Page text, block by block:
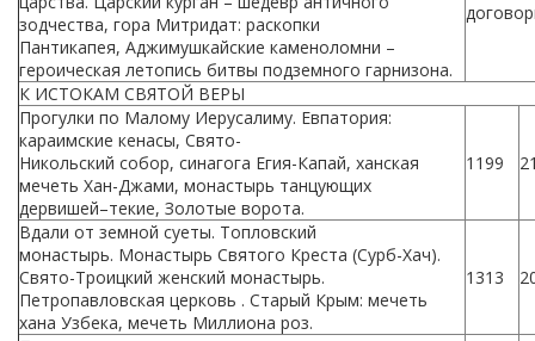
зодчества, гора Митридат: раскопки
Пантикапея, Аджимушкайские каменоломни –
героическая летопись битвы подземного гарнизона.
К ИСТОКАМ СВЯТОЙ ВЕРЫ
Прогулки по Малому Иерусалиму. Евпатория:
караимские кенасы, Свято-
Никольский собор, синагога Егия-Капай, ханская
мечеть Хан-Джами, монастырь танцующих
дервишей–текие, Золотые ворота.
1199
Вдали от земной суеты. Топловский
монастырь. Монастырь Святого Креста (Сурб-Хач).
Свято-Троицкий женский монастырь.
Петропавловская церковь . Старый Крым: мечеть
хана Узбека, мечеть Миллиона роз.
1313